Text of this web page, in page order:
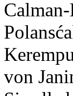
von